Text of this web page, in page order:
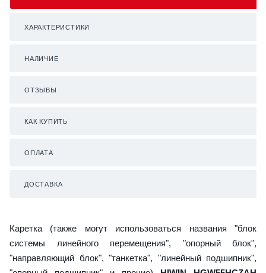
ХАРАКТЕРИСТИКИ
НАЛИЧИЕ
ОТЗЫВЫ
КАК КУПИТЬ
ОПЛАТА
ДОСТАВКА
Каретка (также могут использоваться названия "блок
системы линейного перемещения", "опорный блок",
"направляющий блок", "танкетка", "линейный подшипник",